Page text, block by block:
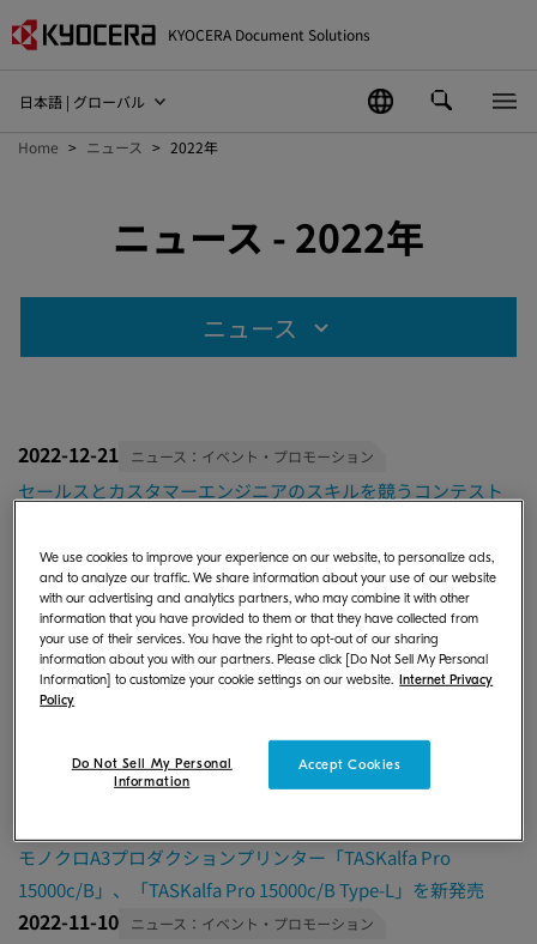
KYOCERA Document Solutions
日本語 | グローバル
Home ニュース 2022年
ニュース - 2022年
ニュース
2022-12-21 ニュース：イベント・プロモーション
セールスとカスタマーエンジニアのスキルを競うコンテスト
2022-12-19 ニュース：イベント・プロモーション
2年に1度タイで開催される､東南アジア最大規模の印刷関連展
示会、「Pack Print International Exhibition 2022 Bangkok」
に出展
2022-12-12 ニュース：製品・ソリューション
方をサポートするモノクロA4複合機「ECOSYS MA4500ifx」を
モノクロA3プロダクションプリンター「TASKalfa Pro
15000c/B」、「TASKalfa Pro 15000c/B Type-L」を新発売
2022-11-10 ニュース：イベント・プロモーション
We use cookies to improve your experience on our website, to personalize ads,
and to analyze our traffic. We share information about your use of our website
with our advertising and analytics partners, who may combine it with other
information that you have provided to them or that they have collected from
your use of their services. You have the right to opt-out of our sharing
information about you with our partners. Please click [Do Not Sell My Personal
Information] to customize your cookie settings on our website. Internet Privacy
Policy
Accept Cookies
Do Not Sell My Personal
Information